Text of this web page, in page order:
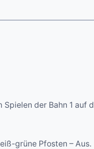
der Bahn 1 auf
grüne Pfosten – Aus.